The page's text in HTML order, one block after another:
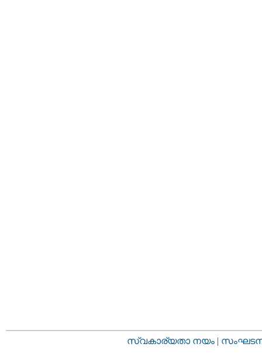
സ്വകാര്യതാ നയം |